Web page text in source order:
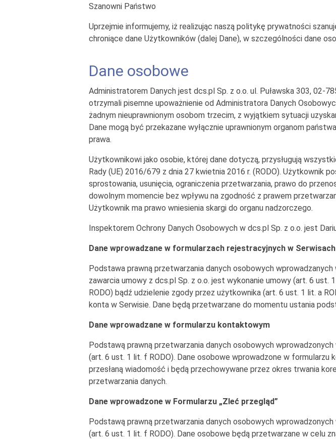
Szanowni Państwo
Uprzejmie informujemy, iż realizując naszą politykę prywatności
chroniące dane Użytkowników (dalej Dane), w szczególności dane
Dane osobowe
Administratorem Danych jest dcs.pl Sp. z o.o. ul. Puławska 303, 02-
otrzymali pisemne upoważnienie od Administratora Danych
żadnym nieuprawnionym osobom trzecim, z wyjątkiem sytuacji
Dane mogą być przekazane wyłącznie uprawnionym organom
prawa.
Użytkownikowi jako osobie, której dane dotyczą, przysługują
Rady (UE) 2016/679 z dnia 27 kwietnia 2016 r. (RODO). Użytkownik
sprostowania, usunięcia, ograniczenia przetwarzania, prawo do
dowolnym momencie bez wpływu na zgodność z prawem
Użytkownik ma prawo wniesienia skargi do organu nadzorczego.
Inspektorem Ochrony Danych Osobowych w dcs.pl Sp. z o.o. jest
Dane wprowadzane w formularzach rejestracyjnych w Serwisach
Podstawa prawną przetwarzania danych osobowych
zawarcia umowy z dcs.pl Sp. z o.o. jest wykonanie umowy (art. 6
RODO) bądź udzielenie zgody przez użytkownika (art. 6 ust. 1 lit. a
konta w Serwisie. Dane będą przetwarzane do momentu ustania
Dane wprowadzane w formularzu kontaktowym
Podstawą prawną przetwarzania danych osobowych
(art. 6 ust. 1 lit. f RODO). Dane osobowe wprowadzone w
przesłaną wiadomość i będą przechowywane przez okres trwania
przetwarzania danych.
Dane wprowadzone w Formularzu „Zleć przegląd”
Podstawą prawną przetwarzania danych osobowych
(art. 6 ust. 1 lit. f RODO). Dane osobowe będą przetwarzane w celu